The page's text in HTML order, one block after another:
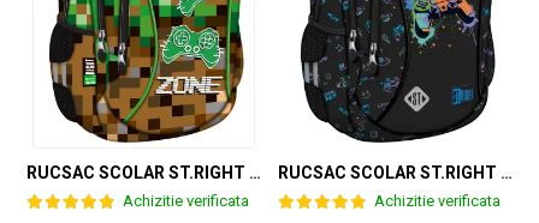
RUCSAC SCOLAR ST.RIGHT 3 COMPARTIMENTE GAME ZONE BP-26 301384
Achizitie verificata
RUCSAC SCOLAR ST.RIGHT 3 COMPARTIMENTE GAME CONTROLLER SPLASH BP-26 697562
Achizitie verificata